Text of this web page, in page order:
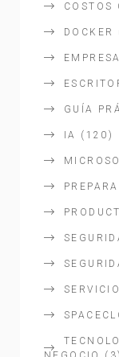
COSTOS
DOCKER
GUÍA
IA (120)